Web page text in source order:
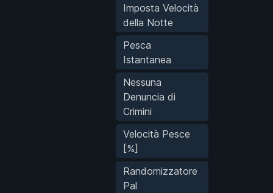
Imposta Velocità
della Notte
Pesca
Istantanea
Nessuna
Denuncia di
Crimini
Velocità Pesce
[%]
Randomizzatore
Pal